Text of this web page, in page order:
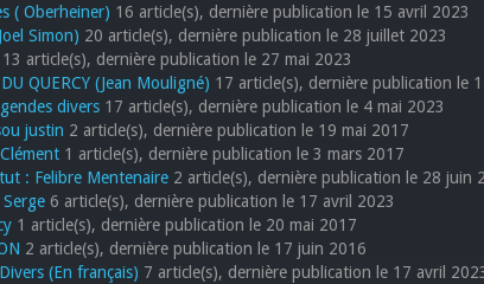
( Oberheiner) 16 article(s), dernière publication le 15 avril 2023
Simon) 20 article(s), dernière publication le 28 juillet 2023
13 article(s), dernière publication le 27 mai 2023
QUERCY (Jean Mouligné) 17 article(s), dernière publication le
divers 17 article(s), dernière publication le 4 mai 2023
justin 2 article(s), dernière publication le 19 mai 2017
1 article(s), dernière publication le 3 mars 2017
: Felibre Mentenaire 2 article(s), dernière publication le 28 juin
6 article(s), dernière publication le 17 avril 2023
1 article(s), dernière publication le 20 mai 2017
2 article(s), dernière publication le 17 juin 2016
(En français) 7 article(s), dernière publication le 17 avril